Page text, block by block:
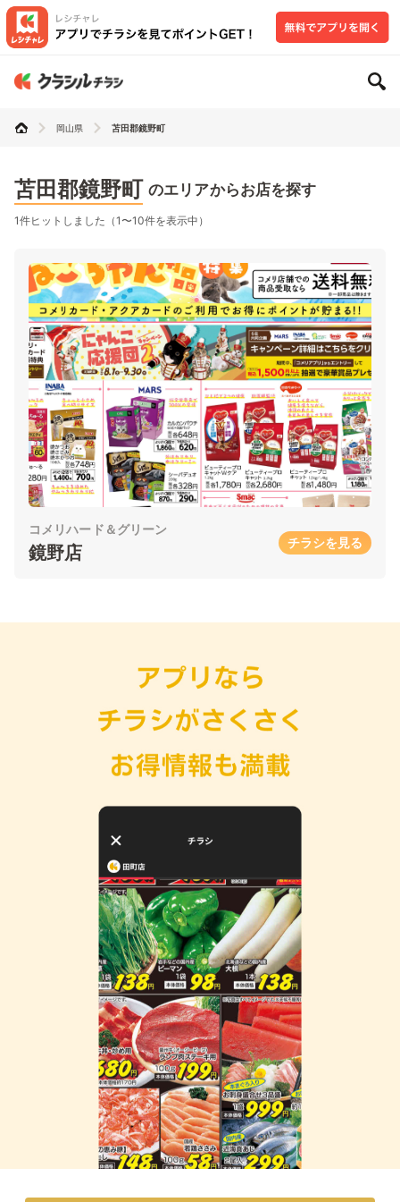
岡山県 苫田郡鏡野町
苫田郡鏡野町 のエリアからお店を探す
1件ヒットしました（1〜10件を表示中）
コメリハード＆グリーン
鏡野店 チラシを見る